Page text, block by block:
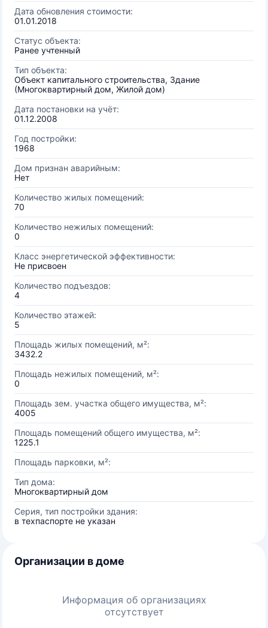
Дата обновления стоимости:
01.01.2018
Статус объекта:
Ранее учтенный
Тип объекта:
Объект капитального строительства, Здание
(Многоквартирный дом, Жилой дом)
Дата постановки на учёт:
01.12.2008
Год постройки:
1968
Дом признан аварийным:
Нет
Количество жилых помещений:
70
Количество нежилых помещений:
0
Класс энергетической эффективности:
Не присвоен
Количество подъездов:
4
Количество этажей:
5
Площадь жилых помещений, м²:
3432.2
Площадь нежилых помещений, м²:
0
Площадь зем. участка общего имущества, м²:
4005
Площадь помещений общего имущества, м²:
1225.1
Площадь парковки, м²:
Тип дома:
Многоквартирный дом
Серия, тип постройки здания:
в техпаспорте не указан
Организации в доме
Информация об организациях
отсутствует